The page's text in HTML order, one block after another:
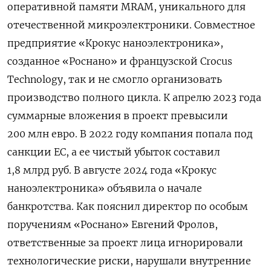
оперативной памяти MRAM, уникального для
отечественной микроэлектроники. Совместное
предприятие «Крокус наноэлектроника»,
созданное «Роснано» и французской Crocus
Technology, так и не смогло организовать
производство полного цикла. К апрелю 2023 года
суммарные вложения в проект превысили
200 млн евро. В 2022 году компания попала под
санкции ЕС, а ее чистый убыток составил
1,8 млрд руб. В августе 2024 года «Крокус
наноэлектроника» объявила о начале
банкротства. Как пояснил директор по особым
поручениям «Роснано» Евгений Фролов,
ответственные за проект лица игнорировали
технологические риски, нарушали внутренние